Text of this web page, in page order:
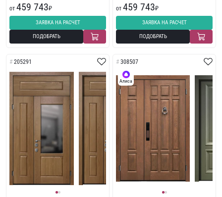
от 459 743₽
ЗАЯВКА НА РАСЧЕТ
ПОДОБРАТЬ
от 459 743₽
ЗАЯВКА НА РАСЧЕТ
ПОДОБРАТЬ
205291 308507
Алиса